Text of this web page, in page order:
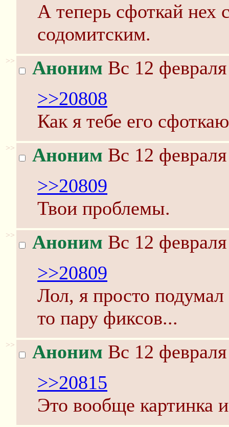
А теперь сфоткай нех
содомитским.
>> Аноним Вс 12
>>20808
Как я тебе его
>> Аноним Вс 12
>>20809
Твои проблемы.
>> Аноним Вс 12
>>20809
Лол, я просто
то пару фиксов...
>> Аноним Вс 12
>>20815
Это вообще картинка